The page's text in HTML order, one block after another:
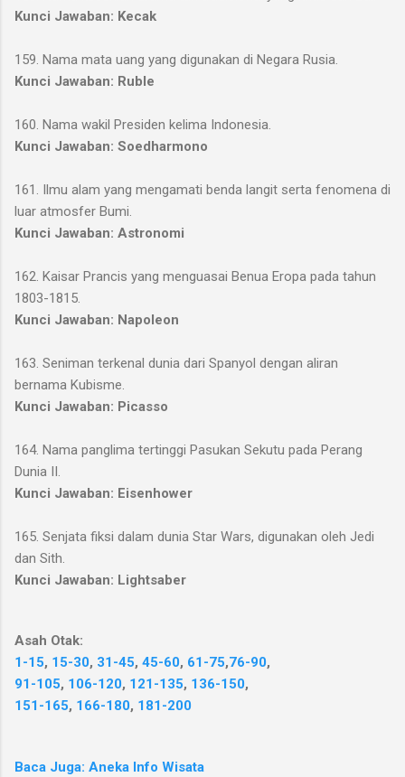
Kunci Jawaban: Kecak
159. Nama mata uang yang digunakan di Negara Rusia.
Kunci Jawaban: Ruble
160. Nama wakil Presiden kelima Indonesia.
Kunci Jawaban: Soedharmono
161. Ilmu alam yang mengamati benda langit serta fenomena di
luar atmosfer Bumi.
Kunci Jawaban: Astronomi
162. Kaisar Prancis yang menguasai Benua Eropa pada tahun
1803-1815.
Kunci Jawaban: Napoleon
163. Seniman terkenal dunia dari Spanyol dengan aliran
bernama Kubisme.
Kunci Jawaban: Picasso
164. Nama panglima tertinggi Pasukan Sekutu pada Perang
Dunia II.
Kunci Jawaban: Eisenhower
165. Senjata fiksi dalam dunia Star Wars, digunakan oleh Jedi
dan Sith.
Kunci Jawaban: Lightsaber
Asah Otak:
1-15, 15-30, 31-45, 45-60, 61-75,76-90,
91-105, 106-120, 121-135, 136-150,
151-165, 166-180, 181-200
Baca Juga: Aneka Info Wisata